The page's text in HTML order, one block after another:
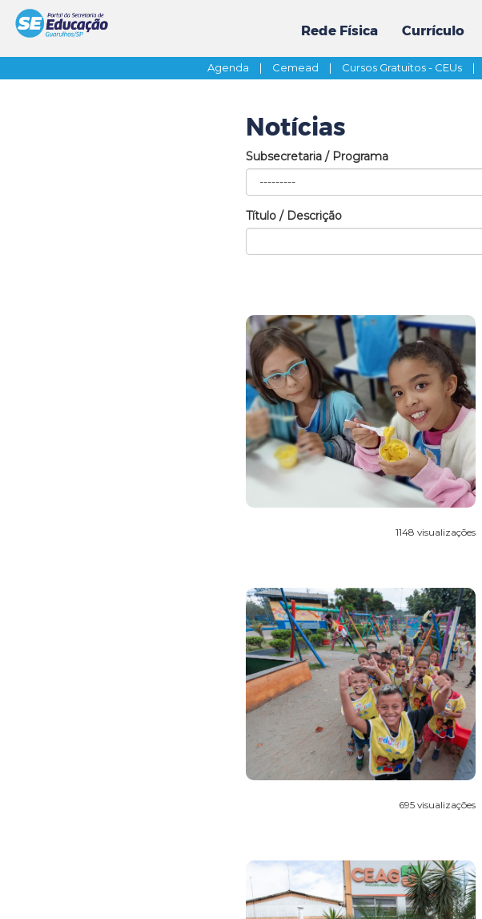
Rede Física Currículo
Agenda | Cemead | Cursos Gratuitos - CEUs |
Notícias
Subsecretaria / Programa
Título / Descrição
1148 visualizações
695 visualizações